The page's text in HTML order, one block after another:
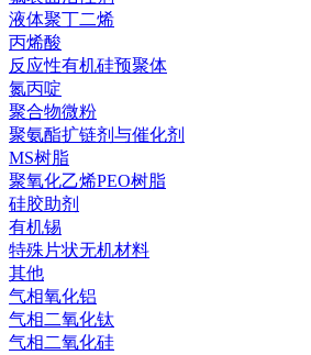
液体聚丁二烯
丙烯酸
反应性有机硅预聚体
氮丙啶
聚合物微粉
聚氨酯扩链剂与催化剂
MS树脂
聚氧化乙烯PEO树脂
硅胶助剂
有机锡
特殊片状无机材料
其他
气相氧化铝
气相二氧化钛
气相二氧化硅